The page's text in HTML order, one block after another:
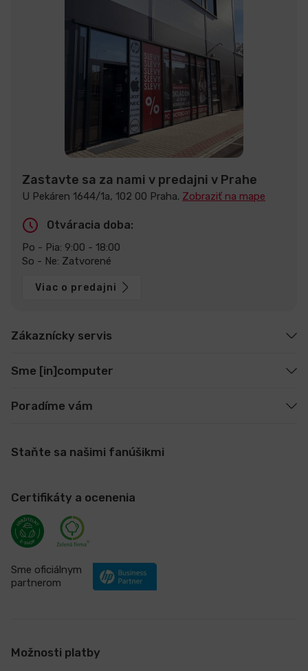
Zastavte sa za nami v predajni v Prahe
U Pekáren 1644/1a, 102 00 Praha. Zobraziť na mape
Otváracia doba:
Po - Pia: 9:00 - 18:00
So - Ne: Zatvorené
Viac o predajni
Zákaznícky servis
Sme [in]computer
Poradíme vám
Staňte sa našimi fanúšikmi
Certifikáty a ocenenia
Sme oficiálnym
partnerom
Možnosti platby